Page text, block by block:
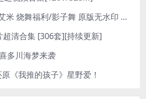
【虎牙主播】 艾米 烧舞福利/影子舞 原版无水印 （1v/130m）
清合集 [306套][持续更新]
多川海梦来袭
《我推的孩子》星野爱！